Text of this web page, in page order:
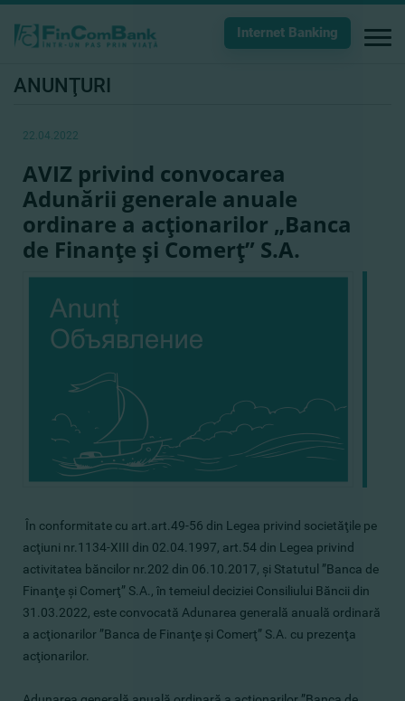
Internet Banking
ANUNŢURI
22.04.2022
AVIZ privind convocarea
Adunării generale anuale
ordinare a acţionarilor „Banca
de Finanţe şi Comerţ” S.A.
În conformitate cu art.art.49-56 din Legea privind societăţile pe
acţiuni nr.1134-XIII din 02.04.1997, art.54 din Legea privind
activitatea băncilor nr.202 din 06.10.2017, şi Statutul ”Banca de
Finanţe şi Comerţ” S.A., în temeiul deciziei Consiliului Băncii din
31.03.2022, este convocată Adunarea generală anuală ordinară
a acţionarilor ”Banca de Finanţe şi Comerţ” S.A. cu prezenţa
acţionarilor.